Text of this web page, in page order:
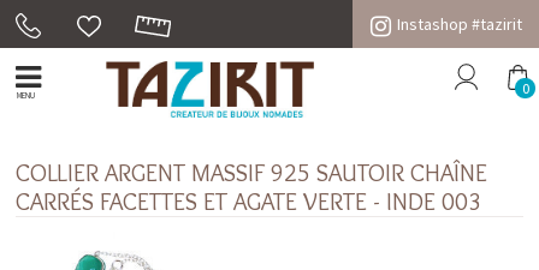
Instashop #tazirit
MENU 0
COLLIER ARGENT MASSIF 925 SAUTOIR CHAÎNE
CARRÉS FACETTES ET AGATE VERTE - INDE 003